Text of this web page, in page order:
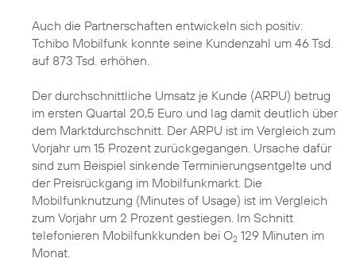
Auch die Partnerschaften entwickeln sich positiv:
Tchibo Mobilfunk konnte seine Kundenzahl um 46 Tsd.
auf 873 Tsd. erhöhen.
Der durchschnittliche Umsatz je Kunde (ARPU) betrug
im ersten Quartal 20,5 Euro und lag damit deutlich über
dem Marktdurchschnitt. Der ARPU ist im Vergleich zum
Vorjahr um 15 Prozent zurückgegangen. Ursache dafür
sind zum Beispiel sinkende Terminierungsentgelte und
der Preisrückgang im Mobilfunkmarkt. Die
Mobilfunknutzung (Minutes of Usage) ist im Vergleich
zum Vorjahr um 2 Prozent gestiegen. Im Schnitt
telefonieren Mobilfunkkunden bei O2 129 Minuten im
Monat.